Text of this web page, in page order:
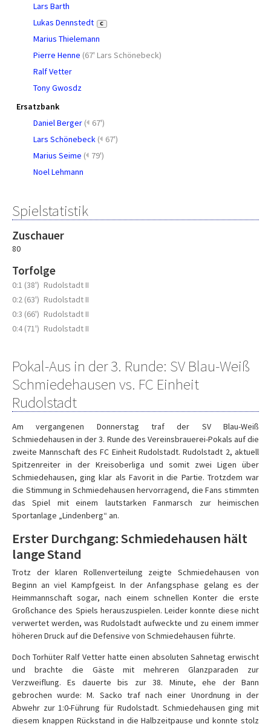
Lars Barth
Lukas Dennstedt
C
Marius Thielemann
Pierre Henne (67' Lars Schönebeck)
Ralf Vetter
Tony Gwosdz
Ersatzbank
Daniel Berger ( 67')
Lars Schönebeck ( 67')
Marius Seime ( 79')
Noel Lehmann
Spielstatistik
Zuschauer
80
Torfolge
0:1 (38') Rudolstadt II
0:2 (63') Rudolstadt II
0:3 (66') Rudolstadt II
0:4 (71') Rudolstadt II
Pokal-Aus in der 3. Runde: SV Blau-Weiß
Schmiedehausen vs. FC Einheit
Rudolstadt
Am vergangenen Donnerstag traf der SV Blau-Weiß
Schmiedehausen in der 3. Runde des Vereinsbrauerei-Pokals auf die
zweite Mannschaft des FC Einheit Rudolstadt. Rudolstadt 2, aktuell
Spitzenreiter in der Kreisoberliga und somit zwei Ligen über
Schmiedehausen, ging klar als Favorit in die Partie. Trotzdem war
die Stimmung in Schmiedehausen hervorragend, die Fans stimmten
das Spiel mit einem lautstarken Fanmarsch zur heimischen
Sportanlage „Lindenberg“ an.
Erster Durchgang: Schmiedehausen hält
lange Stand
Trotz der klaren Rollenverteilung zeigte Schmiedehausen von
Beginn an viel Kampfgeist. In der Anfangsphase gelang es der
Heimmannschaft sogar, nach einem schnellen Konter die erste
Großchance des Spiels herauszuspielen. Leider konnte diese nicht
verwertet werden, was Rudolstadt aufweckte und zu einem immer
höheren Druck auf die Defensive von Schmiedehausen führte.
Doch Torhüter Ralf Vetter hatte einen absoluten Sahnetag erwischt
und brachte die Gäste mit mehreren Glanzparaden zur
Verzweiflung. Es dauerte bis zur 38. Minute, ehe der Bann
gebrochen wurde: M. Sacko traf nach einer Unordnung in der
Abwehr zur 1:0-Führung für Rudolstadt. Schmiedehausen ging mit
diesem knappen Rückstand in die Halbzeitpause und konnte stolz